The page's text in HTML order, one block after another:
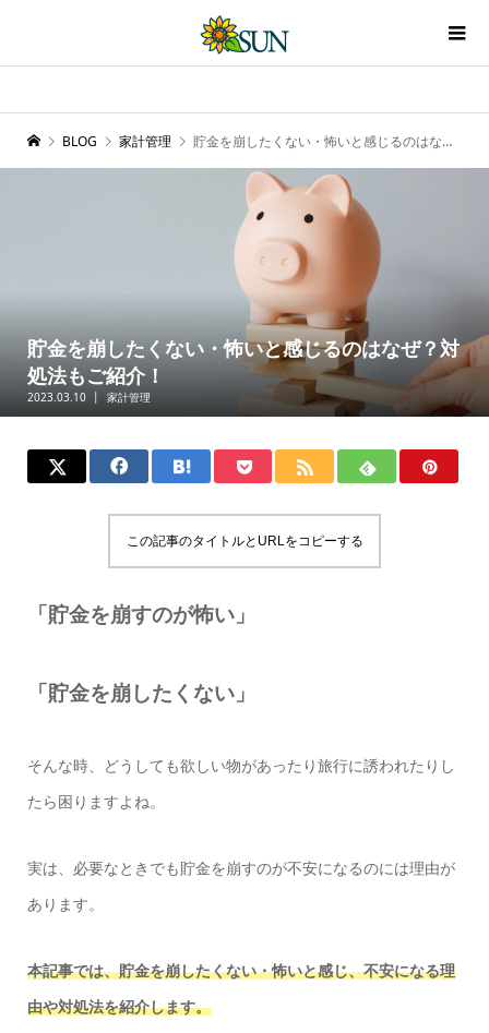
BLOG 家計管理 貯金を崩したくない・怖いと感じるのはなぜ？対処法もご紹介！
貯金を崩したくない・怖いと感じるのはなぜ？対
処法もご紹介！
2023.03.10 家計管理
この記事のタイトルとURLをコピーする
「貯金を崩すのが怖い」
「貯金を崩したくない」
そんな時、どうしても欲しい物があったり旅行に誘われたりし
たら困りますよね。
実は、必要なときでも貯金を崩すのが不安になるのには理由が
あります。
本記事では、貯金を崩したくない・怖いと感じ、不安になる理
由や対処法を紹介します。